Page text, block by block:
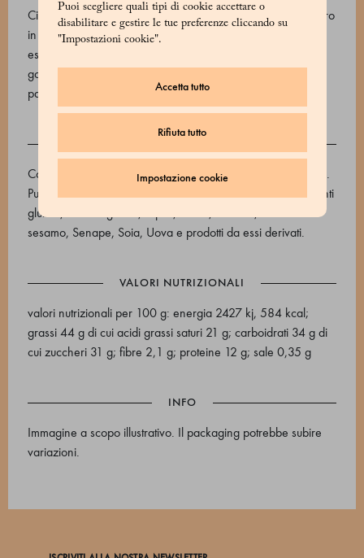
Puoi scegliere quali tipi di cookie accettare o
disabilitare e gestire le tue preferenze cliccando su
"Impostazioni cookie".
Accetta tutto
Rifiuta tutto
Impostazione cookie
Cioccolato al latte 46% (zucchero, burro di cacao, latte intero
in polvere, fave di cacao. emulsionante: lecitina di girasole,
estratto naturale di vaniglia), arachidi (24,6 %), acqua,
gomma arabica, sciroppo di glucosio, saccarosio, olio di
palma, acido citrico, olio di cocco, e904, sale.
Contiene allergeni: Arachidi, Latte e prodotti da essi derivati.
Può contenere: Anidride solforosa e solfiti, Cereali contenenti
glutine, Frutta a guscio, Lupini, Pesce, Sedano, Semi di
sesamo, Senape, Soia, Uova e prodotti da essi derivati.
VALORI NUTRIZIONALI
valori nutrizionali per 100 g: energia 2427 kj, 584 kcal;
grassi 44 g di cui acidi grassi saturi 21 g; carboidrati 34 g di
cui zuccheri 31 g; fibre 2,1 g; proteine 12 g; sale 0,35 g
INFO
Immagine a scopo illustrativo. Il packaging potrebbe subire
variazioni.